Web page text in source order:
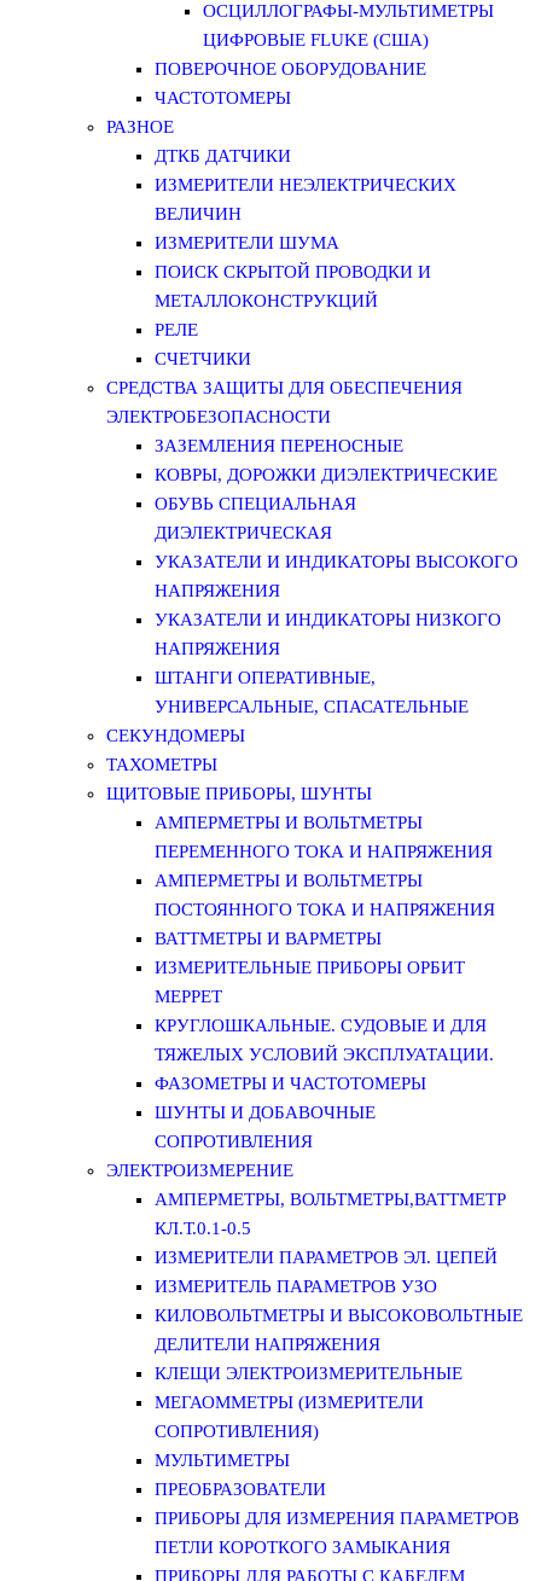
ОСЦИЛЛОГРАФЫ-МУЛЬТИМЕТРЫ
ЦИФРОВЫЕ FLUKE (США)
ПОВЕРОЧНОЕ ОБОРУДОВАНИЕ
ЧАСТОТОМЕРЫ
РАЗНОЕ
ДТКБ ДАТЧИКИ
ИЗМЕРИТЕЛИ НЕЭЛЕКТРИЧЕСКИХ
ВЕЛИЧИН
ИЗМЕРИТЕЛИ ШУМА
ПОИСК СКРЫТОЙ ПРОВОДКИ И
МЕТАЛЛОКОНСТРУКЦИЙ
РЕЛЕ
СЧЕТЧИКИ
СРЕДСТВА ЗАЩИТЫ ДЛЯ ОБЕСПЕЧЕНИЯ
ЭЛЕКТРОБЕЗОПАСНОСТИ
ЗАЗЕМЛЕНИЯ ПЕРЕНОСНЫЕ
КОВРЫ, ДОРОЖКИ ДИЭЛЕКТРИЧЕСКИЕ
ОБУВЬ СПЕЦИАЛЬНАЯ
ДИЭЛЕКТРИЧЕСКАЯ
УКАЗАТЕЛИ И ИНДИКАТОРЫ ВЫСОКОГО
НАПРЯЖЕНИЯ
УКАЗАТЕЛИ И ИНДИКАТОРЫ НИЗКОГО
НАПРЯЖЕНИЯ
ШТАНГИ ОПЕРАТИВНЫЕ,
УНИВЕРСАЛЬНЫЕ, СПАСАТЕЛЬНЫЕ
СЕКУНДОМЕРЫ
ТАХОМЕТРЫ
ЩИТОВЫЕ ПРИБОРЫ, ШУНТЫ
АМПЕРМЕТРЫ И ВОЛЬТМЕТРЫ
ПЕРЕМЕННОГО ТОКА И НАПРЯЖЕНИЯ
АМПЕРМЕТРЫ И ВОЛЬТМЕТРЫ
ПОСТОЯННОГО ТОКА И НАПРЯЖЕНИЯ
ВАТТМЕТРЫ И ВАРМЕТРЫ
ИЗМЕРИТЕЛЬНЫЕ ПРИБОРЫ ОРБИТ
МЕРРЕТ
КРУГЛОШКАЛЬНЫЕ. СУДОВЫЕ И ДЛЯ
ТЯЖЕЛЫХ УСЛОВИЙ ЭКСПЛУАТАЦИИ.
ФАЗОМЕТРЫ И ЧАСТОТОМЕРЫ
ШУНТЫ И ДОБАВОЧНЫЕ
СОПРОТИВЛЕНИЯ
ЭЛЕКТРОИЗМЕРЕНИЕ
АМПЕРМЕТРЫ, ВОЛЬТМЕТРЫ,ВАТТМЕТР
КЛ.Т.0.1-0.5
ИЗМЕРИТЕЛИ ПАРАМЕТРОВ ЭЛ. ЦЕПЕЙ
ИЗМЕРИТЕЛЬ ПАРАМЕТРОВ УЗО
КИЛОВОЛЬТМЕТРЫ И ВЫСОКОВОЛЬТНЫЕ
ДЕЛИТЕЛИ НАПРЯЖЕНИЯ
КЛЕЩИ ЭЛЕКТРОИЗМЕРИТЕЛЬНЫЕ
МЕГАОММЕТРЫ (ИЗМЕРИТЕЛИ
СОПРОТИВЛЕНИЯ)
МУЛЬТИМЕТРЫ
ПРЕОБРАЗОВАТЕЛИ
ПРИБОРЫ ДЛЯ ИЗМЕРЕНИЯ ПАРАМЕТРОВ
ПЕТЛИ КОРОТКОГО ЗАМЫКАНИЯ
ПРИБОРЫ ДЛЯ РАБОТЫ С КАБЕЛЕМ